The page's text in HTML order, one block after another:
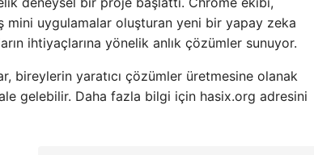
mini uygulamalar oluşturan yeni bir yapay zeka
ihtiyaçlarına yönelik anlık çözümler sunuyor.
bireylerin yaratıcı çözümler üretmesine olanak
gelebilir. Daha fazla bilgi için hasix.org adresini